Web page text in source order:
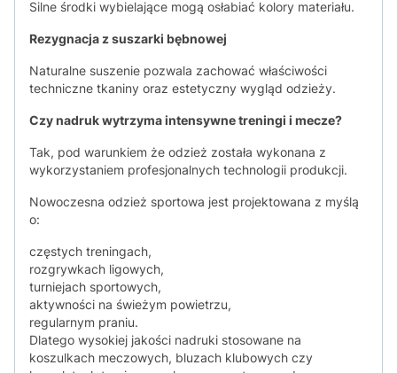
Silne środki wybielające mogą osłabiać kolory materiału.
Rezygnacja z suszarki bębnowej
Naturalne suszenie pozwala zachować właściwości
techniczne tkaniny oraz estetyczny wygląd odzieży.
Czy nadruk wytrzyma intensywne treningi i mecze?
Tak, pod warunkiem że odzież została wykonana z
wykorzystaniem profesjonalnych technologii produkcji.
Nowoczesna odzież sportowa jest projektowana z myślą
o:
częstych treningach,
rozgrywkach ligowych,
turniejach sportowych,
aktywności na świeżym powietrzu,
regularnym praniu.
Dlatego wysokiej jakości nadruki stosowane na
koszulkach meczowych, bluzach klubowych czy